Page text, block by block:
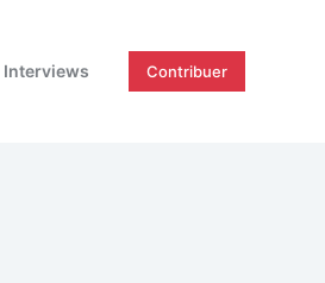
Interviews Contribuer